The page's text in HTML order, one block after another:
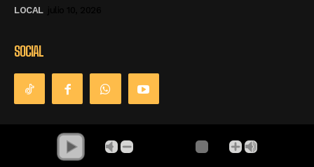
LOCAL
SOCIAL
© Derechos Reservados - La Única Radio - Namiquipa Chihuahua,